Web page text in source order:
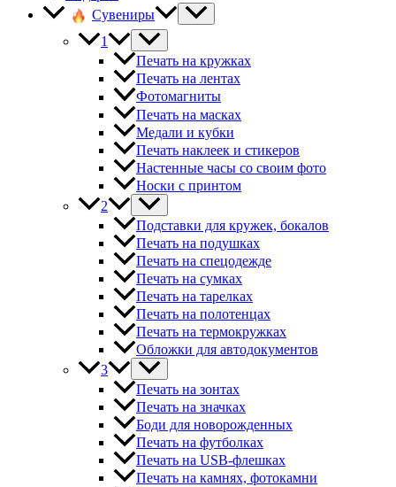
Сувениры
1
Печать на кружках
Печать на лентах
Фотомагниты
Печать на масках
Медали и кубки
Печать наклеек и стикеров
Настенные часы со своим фото
Носки с принтом
2
Подставки для кружек, бокалов
Печать на подушках
Печать на спецодежде
Печать на сумках
Печать на тарелках
Печать на полотенцах
Печать на термокружках
Обложки для автодокументов
3
Печать на зонтах
Печать на значках
Боди для новорожденных
Печать на футболках
Печать на USB-флешках
Печать на камнях, фотокамни